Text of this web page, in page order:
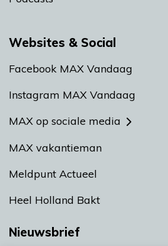
Websites & Social
Facebook MAX Vandaag
Instagram MAX Vandaag
MAX op sociale media
MAX vakantieman
Meldpunt Actueel
Heel Holland Bakt
Nieuwsbrief